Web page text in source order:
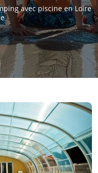
avec piscine en Loire